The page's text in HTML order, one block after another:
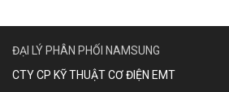
ĐẠI LÝ PHÂN PHỐI NAMSUNG
CTY CP KỸ THUẬT CƠ ĐIỆN EMT